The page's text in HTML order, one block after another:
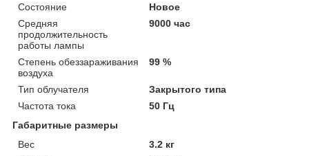
Состояние
Новое
Средняя
продолжительность
работы лампы
9000 час
Степень обеззараживания
воздуха
99 %
Тип облучателя
Закрытого типа
Частота тока
50 Гц
Габаритные размеры
Вес
3.2 кг